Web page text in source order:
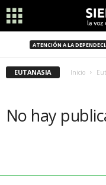
ATENCIÓN A LA
EUTANASIA Inicio
No hay